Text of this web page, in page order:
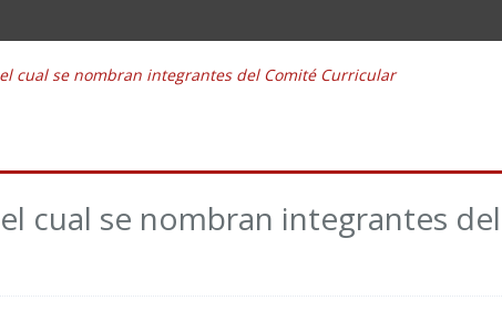
cual se nombran integrantes del Comité Curricular
cual se nombran integrantes del